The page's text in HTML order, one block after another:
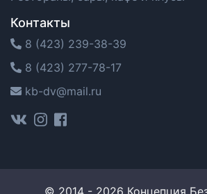
Контакты
8 (423) 239-38-39
8 (423) 277-78-17
kb-dv@mail.ru
© 2014 - 2026 Концепция